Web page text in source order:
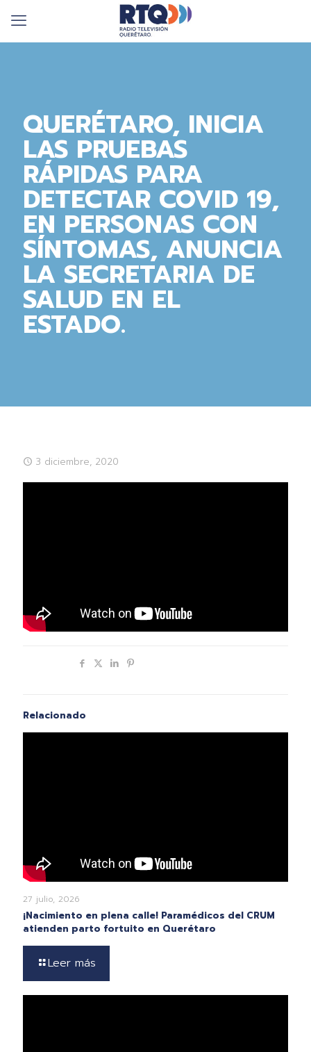
QUERÉTARO, INICIA
LAS PRUEBAS
RÁPIDAS PARA
DETECTAR COVID 19,
EN PERSONAS CON
SÍNTOMAS, ANUNCIA
LA SECRETARIA DE
SALUD EN EL
ESTADO.
3 diciembre, 2020
Relacionado
27 julio, 2026
¡Nacimiento en plena calle! Paramédicos del CRUM
atienden parto fortuito en Querétaro
Leer más